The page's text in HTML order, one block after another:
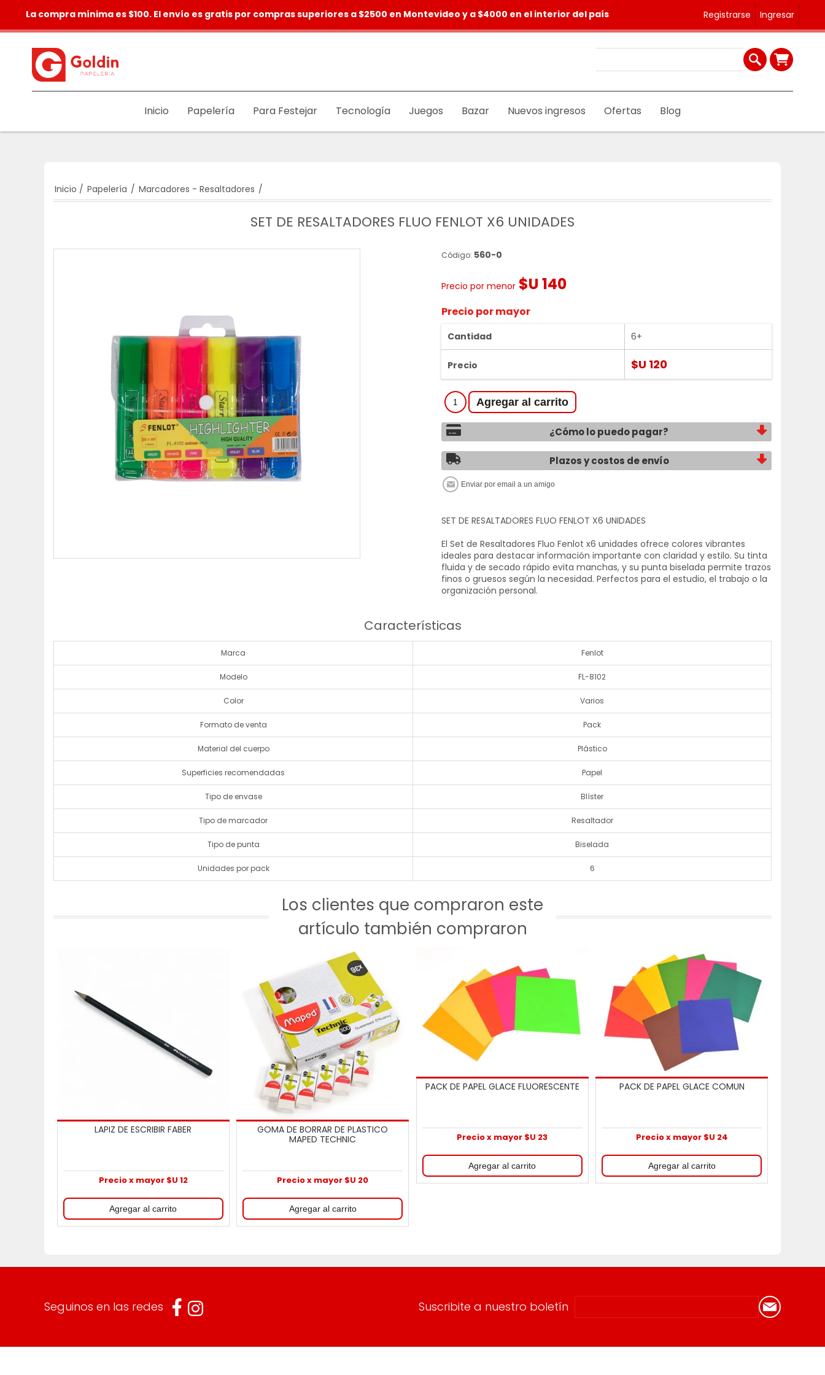
Registrarse Ingresar
La compra mínima es $100. El envío es gratis por compras superiores a $2500 en Montevideo y a $4000 en el interior del país
Inicio Papelería Para Festejar Tecnología Juegos Bazar Nuevos ingresos Ofertas Blog
Inicio / Papelería / Marcadores - Resaltadores /
SET DE RESALTADORES FLUO FENLOT X6 UNIDADES
Código: 560-0
Precio por menor $U 140
Precio por mayor
Cantidad 6+
Precio $U 120
¿Cómo lo puedo pagar?
Plazos y costos de envío
SET DE RESALTADORES FLUO FENLOT X6 UNIDADES
El Set de Resaltadores Fluo Fenlot x6 unidades ofrece colores vibrantes
ideales para destacar información importante con claridad y estilo. Su tinta
fluida y de secado rápido evita manchas, y su punta biselada permite trazos
finos o gruesos según la necesidad. Perfectos para el estudio, el trabajo o la
organización personal.
Características
Marca Fenlot
Modelo FL-8102
Color Varios
Formato de venta Pack
Material del cuerpo Plástico
Superficies recomendadas Papel
Tipo de envase Blíster
Tipo de marcador Resaltador
Tipo de punta Biselada
Unidades por pack 6
Los clientes que compraron este
artículo también compraron
LAPIZ DE ESCRIBIR FABER
Precio x mayor $U 12
GOMA DE BORRAR DE PLASTICO
MAPED TECHNIC
Precio x mayor $U 20
PACK DE PAPEL GLACE FLUORESCENTE
Precio x mayor $U 23
PACK DE PAPEL GLACE COMUN
Precio x mayor $U 24
Seguinos en las redes Suscribite a nuestro boletín